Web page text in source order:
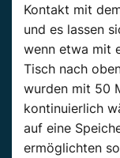
Kontakt mit
und es lassen
wenn etwa mit
Tisch nach
wurden mit 50
kontinuierlich
auf eine
ermöglichten